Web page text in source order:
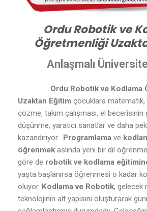
Ordu Robotik ve
Öğretmenliği
Anlaşmalı
Ordu Robotik ve Kodlama
Uzaktan Eğitim çocuklara matematik,
çözme, takım çalışması, el becerisinin
düşünme, yaratıcı sanatlar ve daha
kazandırıyor.
Programlama ve
öğrenmek aslında yeni bir dil
göre de robotik ve kodlama
yaşta başlanırsa öğrenmesi o kadar
oluyor. Kodlama ve Robotik, gelecek
teknolojinin alt yapısını oluşturarak